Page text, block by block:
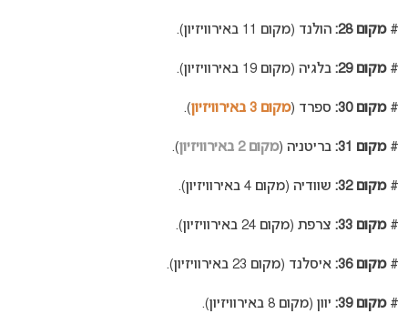
#מקום 28: הולנד (מקום 11 באירוויזיון).
#מקום 29: בלגיה (מקום 19 באירוויזיון).
#מקום 30: ספרד (מקום 3 באירוויזיון ).
#מקום 31: בריטניה (מקום 2 באירוויזיון ).
#מקום 32: שוודיה (מקום 4 באירוויזיון).
#מקום 33: צרפת (מקום 24 באירוויזיון).
#מקום 36: איסלנד (מקום 23 באירוויזיון).
#מקום 39: יוון (מקום 8 באירוויזיון).